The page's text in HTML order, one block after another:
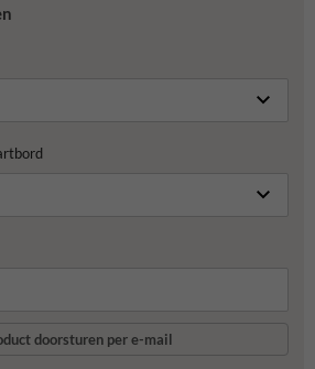
doorsturen per e-mail